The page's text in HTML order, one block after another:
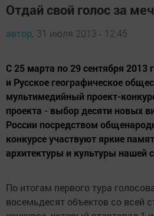
Отдай свой голос за
автор, 31 июля 2013 - 12:45
С 25 марта по 29 сентября 2013
и Русское географическое
мультимедийный проект-
проекта - выбор десяти новых
России посредством
конкурсе участвуют яркие
архитектуры и культуры нашей
По итогам первого тура
восемьдесят объектов со всей